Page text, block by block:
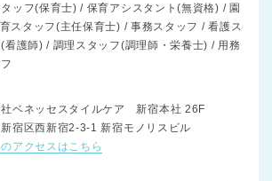
ッフ(保育士) / 保育アシスタント(無資格) / 園
スタッフ(主任保育士) / 事務スタッフ / 看護ス
看護師) / 調理スタッフ(調理師・栄養士) / 用務
ベネッセスタイルケア 新宿本社 26F
宿区西新宿2-3-1 新宿モノリスビル
アクセスはこちら